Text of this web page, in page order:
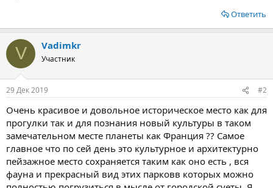
Ответить
V Vadimkr
Участник
29 Дек 2019 #2
Очень красивое и довольное историческое место как для
прогулки так и для познания новый культуры в таком
замечательном месте планеты как Франция ?? Самое
главное что по сей день это культурное и архитектурно
пейзажное место сохраняется таким как оно есть , вся
фауна и прекрасный вид этих парковв которых можно